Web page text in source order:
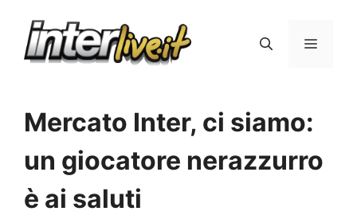
Menu
Mercato Inter, ci siamo:
un giocatore nerazzurro
è ai saluti